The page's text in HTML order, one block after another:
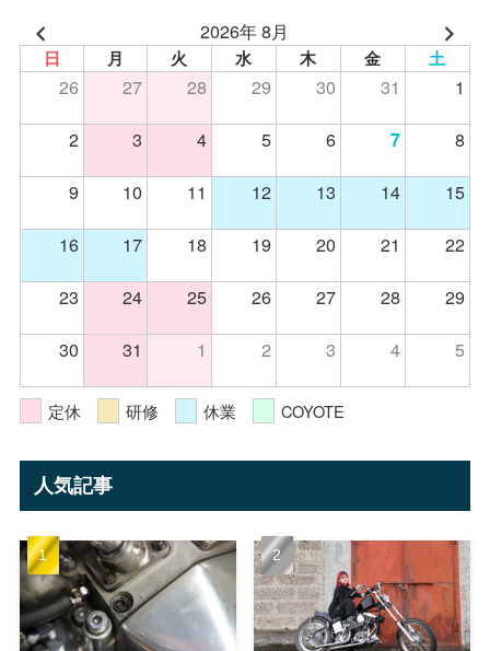
2026年 8月
日 月 火 水 木 金 土
26 27 28 29 30 31
1
2
3 4 5 6 7
8
9
10 11 12 13 14
15
16
17 18 19 20 21
22
23
24 25 26 27 28
29
30
31 1 2 3 4 5
定休 研修 休業 COYOTE
人気記事